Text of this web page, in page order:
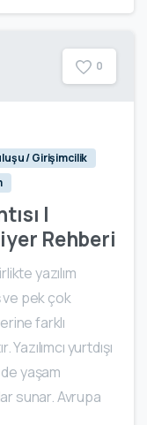
0
/ Girişimcilik
|
Rehberi
yazılım
ve pek çok
farklı
yurtdışı
yaşam
sunar. Avrupa